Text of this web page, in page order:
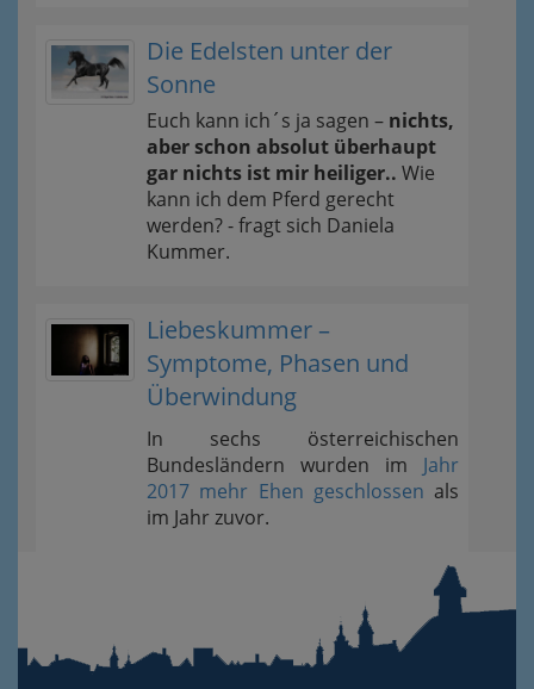
Die Edelsten unter der
Sonne
Euch kann ich´s ja sagen – nichts,
aber schon absolut überhaupt
gar nichts ist mir heiliger.. Wie
kann ich dem Pferd gerecht
werden? - fragt sich Daniela
Kummer.
Liebeskummer –
Symptome, Phasen und
Überwindung
In sechs österreichischen
Bundesländern wurden im Jahr
2017 mehr Ehen geschlossen als
im Jahr zuvor.